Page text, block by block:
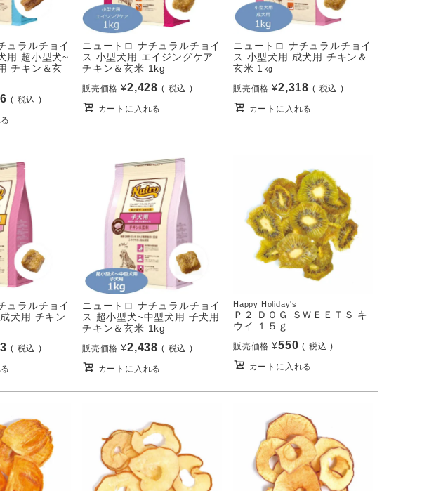
ュラルチョイ
用 超小型犬~
チキン＆玄
税込
ニュートロ ナチュラルチョイ
ス 小型犬用 エイジングケア
チキン＆玄米 1kg
販売価格 ¥2,428 税込
カートに入れる
ニュートロ ナチュラルチョイ
ス 小型犬用 成犬用 チキン＆
玄米 1㎏
販売価格 ¥2,318 税込
カートに入れる
ュラルチョイ
犬用 チキン
税込
ニュートロ ナチュラルチョイ
ス 超小型犬~中型犬用 子犬用
チキン＆玄米 1kg
販売価格 ¥2,438 税込
カートに入れる
Happy Holiday's
Ｐ２ ＤＯＧ ＳＷＥＥＴＳ キ
ウイ １５ｇ
販売価格 ¥550 税込
カートに入れる